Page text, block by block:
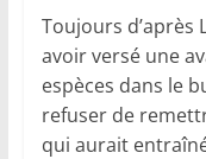
Toujours d’après
avoir versé une
espèces dans le
refuser de
qui aurait